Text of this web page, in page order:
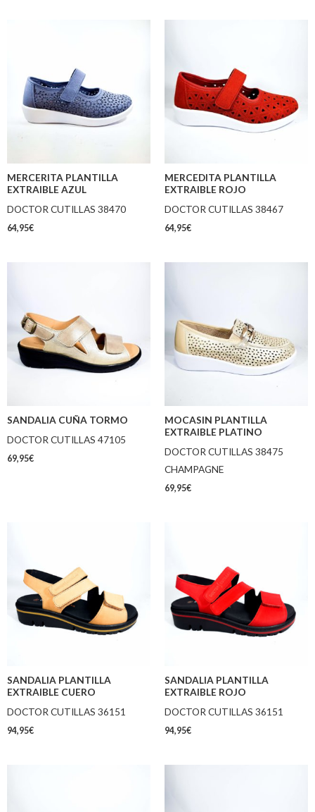
MERCERITA PLANTILLA
EXTRAIBLE AZUL
DOCTOR CUTILLAS 38470
64,95€
MERCEDITA PLANTILLA
EXTRAIBLE ROJO
DOCTOR CUTILLAS 38467
64,95€
SANDALIA CUÑA TORMO
DOCTOR CUTILLAS 47105
69,95€
MOCASIN PLANTILLA
EXTRAIBLE PLATINO
DOCTOR CUTILLAS 38475
CHAMPAGNE
69,95€
SANDALIA PLANTILLA
EXTRAIBLE CUERO
DOCTOR CUTILLAS 36151
94,95€
SANDALIA PLANTILLA
EXTRAIBLE ROJO
DOCTOR CUTILLAS 36151
94,95€